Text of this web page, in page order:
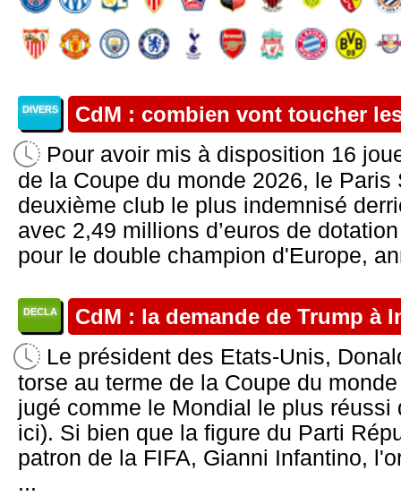
DIVERS CdM : combien vont toucher
Pour avoir mis à disposition 16
de la Coupe du monde 2026, le Paris
deuxième club le plus indemnisé
avec 2,49 millions d’euros de
pour le double champion d'Europe,
DECLA CdM : la demande de Trump à
Le président des Etats-Unis,
torse au terme de la Coupe du
jugé comme le Mondial le plus réussi
ici). Si bien que la figure du Parti
patron de la FIFA, Gianni Infantino,
...